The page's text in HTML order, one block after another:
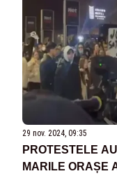
29 nov. 2024, 09:35
PROTESTELE
MARILE ORAȘE